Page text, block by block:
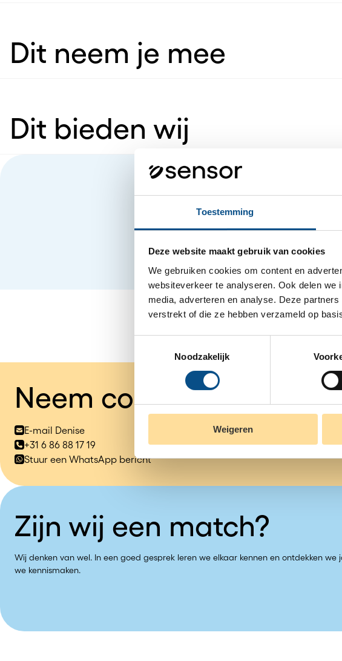
Toestemming
Deze website maakt gebruik van cookies
We gebruiken cookies om content en
websiteverkeer te analyseren. Ook delen
media, adverteren en analyse. Deze
verstrekt of die ze hebben verzameld op
Noodzakelijk
Weigeren
Dit neem je mee
Dit bieden wij
Neem contact op met
E-mail Denise
+31 6 86 88 17 19
Stuur een WhatsApp bericht
Zijn wij een match?
Wij denken van wel. In een goed gesprek leren we elkaar kennen en ontdekken
we kennismaken.